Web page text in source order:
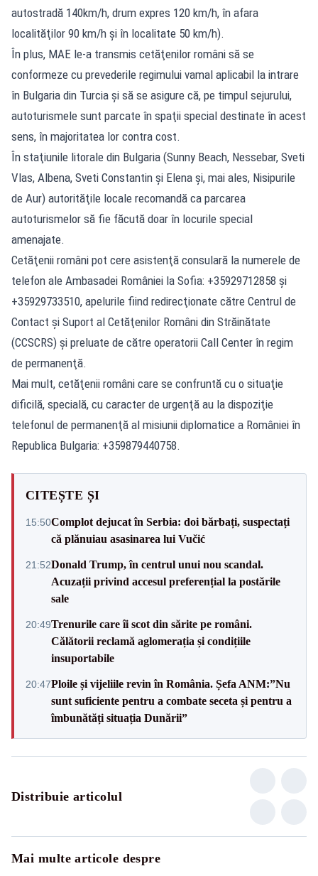
autostradă 140km/h, drum expres 120 km/h, în afara
localităţilor 90 km/h şi în localitate 50 km/h).
În plus, MAE le-a transmis cetăţenilor români să se
conformeze cu prevederile regimului vamal aplicabil la intrare
în Bulgaria din Turcia şi să se asigure că, pe timpul sejurului,
autoturismele sunt parcate în spaţii special destinate în acest
sens, în majoritatea lor contra cost.
În staţiunile litorale din Bulgaria (Sunny Beach, Nessebar, Sveti
Vlas, Albena, Sveti Constantin şi Elena şi, mai ales, Nisipurile
de Aur) autorităţile locale recomandă ca parcarea
autoturismelor să fie făcută doar în locurile special
amenajate.
Cetăţenii români pot cere asistenţă consulară la numerele de
telefon ale Ambasadei României la Sofia: +35929712858 şi
+35929733510, apelurile fiind redirecţionate către Centrul de
Contact şi Suport al Cetăţenilor Români din Străinătate
(CCSCRS) şi preluate de către operatorii Call Center în regim
de permanenţă.
Mai mult, cetăţenii români care se confruntă cu o situaţie
dificilă, specială, cu caracter de urgenţă au la dispoziţie
telefonul de permanenţă al misiunii diplomatice a României în
Republica Bulgaria: +359879440758.
CITEȘTE ȘI
15:50Complot dejucat în Serbia: doi bărbați, suspectați
că plănuiau asasinarea lui Vučić
21:52Donald Trump, în centrul unui nou scandal.
Acuzații privind accesul preferențial la postările
sale
20:49Trenurile care îi scot din sărite pe români.
Călătorii reclamă aglomerația și condițiile
insuportabile
20:47Ploile și vijeliile revin în România. Șefa ANM:”Nu
sunt suficiente pentru a combate seceta și pentru a
îmbunătăți situația Dunării”
Distribuie articolul
Mai multe articole despre